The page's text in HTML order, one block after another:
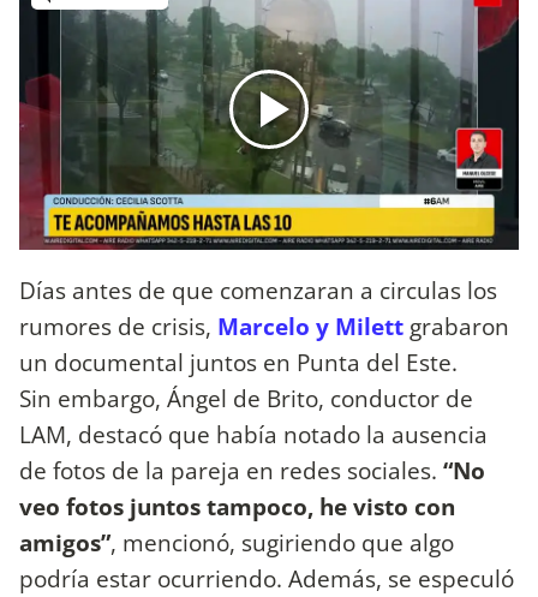
Días antes de que comenzaran a circulas los
rumores de crisis, Marcelo y Milett grabaron
un documental juntos en Punta del Este.
Sin embargo, Ángel de Brito, conductor de
LAM, destacó que había notado la ausencia
de fotos de la pareja en redes sociales. “No
veo fotos juntos tampoco, he visto con
amigos”, mencionó, sugiriendo que algo
podría estar ocurriendo. Además, se especuló